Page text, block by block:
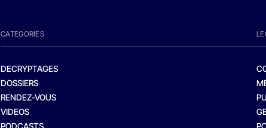
CATEGORIES
DECRYPTAGES
DOSSIERS
RENDEZ-VOUS
VIDEOS
PODCASTS